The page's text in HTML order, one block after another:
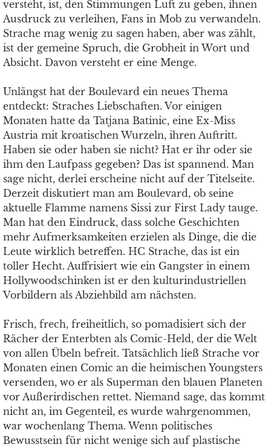
versteht, ist, den Stimmungen Luft zu geben, ihnen
Ausdruck zu verleihen, Fans in Mob zu verwandeln.
Strache mag wenig zu sagen haben, aber was zählt,
ist der gemeine Spruch, die Grobheit in Wort und
Absicht. Davon versteht er eine Menge.
Unlängst hat der Boulevard ein neues Thema
entdeckt: Straches Liebschaften. Vor einigen
Monaten hatte da Tatjana Batinic, eine Ex-Miss
Austria mit kroatischen Wurzeln, ihren Auftritt.
Haben sie oder haben sie nicht? Hat er ihr oder sie
ihm den Laufpass gegeben? Das ist spannend. Man
sage nicht, derlei erscheine nicht auf der Titelseite.
Derzeit diskutiert man am Boulevard, ob seine
aktuelle Flamme namens Sissi zur First Lady tauge.
Man hat den Eindruck, dass solche Geschichten
mehr Aufmerksamkeiten erzielen als Dinge, die die
Leute wirklich betreffen. HC Strache, das ist ein
toller Hecht. Auffrisiert wie ein Gangster in einem
Hollywoodschinken ist er den kulturindustriellen
Vorbildern als Abziehbild am nächsten.
Frisch, frech, freiheitlich, so pomadisiert sich der
Rächer der Enterbten als Comic-Held, der die Welt
von allen Übeln befreit. Tatsächlich ließ Strache vor
Monaten einen Comic an die heimischen Youngsters
versenden, wo er als Superman den blauen Planeten
vor Außerirdischen rettet. Niemand sage, das kommt
nicht an, im Gegenteil, es wurde wahrgenommen,
war wochenlang Thema. Wenn politisches
Bewusstsein für nicht wenige sich auf plastische